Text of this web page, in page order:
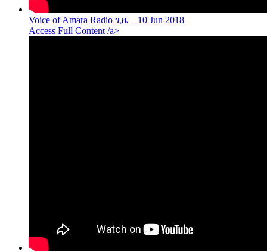
Voice of Amara Radio ጊዜ – 10 Jun 2018
Access Full Content /a>